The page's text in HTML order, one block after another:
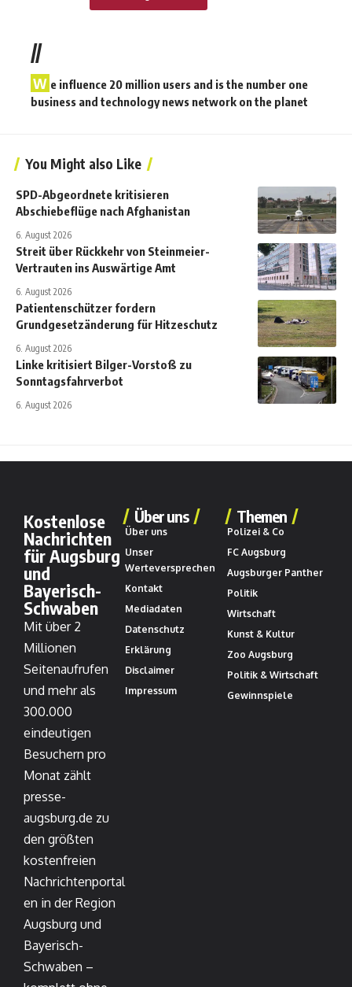
//
W e influence 20 million users and is the number one
business and technology news network on the planet
You Might also Like
SPD-Abgeordnete kritisieren
Abschiebeflüge nach Afghanistan
6. August 2026
Streit über Rückkehr von Steinmeier-
Vertrauten ins Auswärtige Amt
6. August 2026
Patientenschützer fordern
Grundgesetzänderung für Hitzeschutz
6. August 2026
Linke kritisiert Bilger-Vorstoß zu
Sonntagsfahrverbot
6. August 2026
Kostenlose
Nachrichten
für Augsburg
und
Bayerisch-
Schwaben
Mit über 2
Millionen
Seitenaufrufen
und mehr als
300.000
eindeutigen
Besuchern pro
Monat zählt
presse-
augsburg.de zu
den größten
kostenfreien
Nachrichtenportal
en in der Region
Augsburg und
Bayerisch-
Schwaben –
Über uns
Über uns
Unser
Werteversprechen
Kontakt
Mediadaten
Datenschutz
Erklärung
Disclaimer
Impressum
Themen
Polizei & Co
FC Augsburg
Augsburger Panther
Politik
Wirtschaft
Kunst & Kultur
Zoo Augsburg
Politik & Wirtschaft
Gewinnspiele